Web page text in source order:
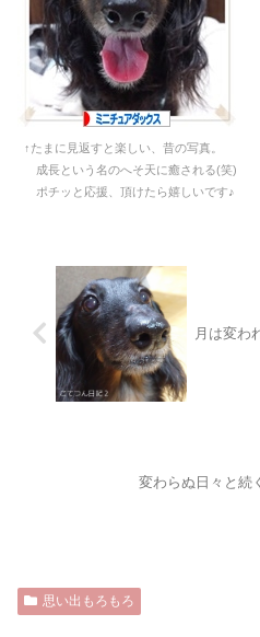
↑たまに見返すと楽しい、昔の写真。
成長という名のへそ天に癒される(笑)
ポチッと応援、頂けたら嬉しいです♪
月は変わ
変わらぬ日々と続
思い出もろもろ